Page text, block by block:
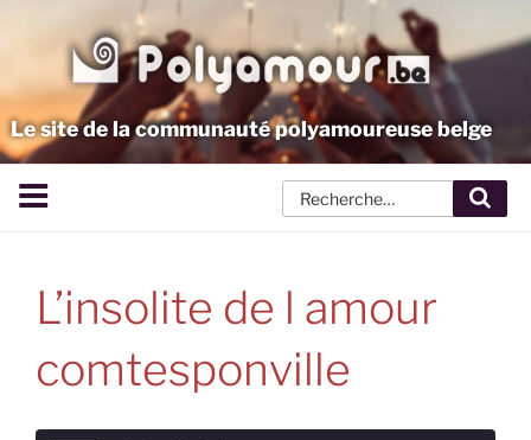
principal
Le site de la communauté polyamoureuse belge
L’insolite de l amour
comtesponville